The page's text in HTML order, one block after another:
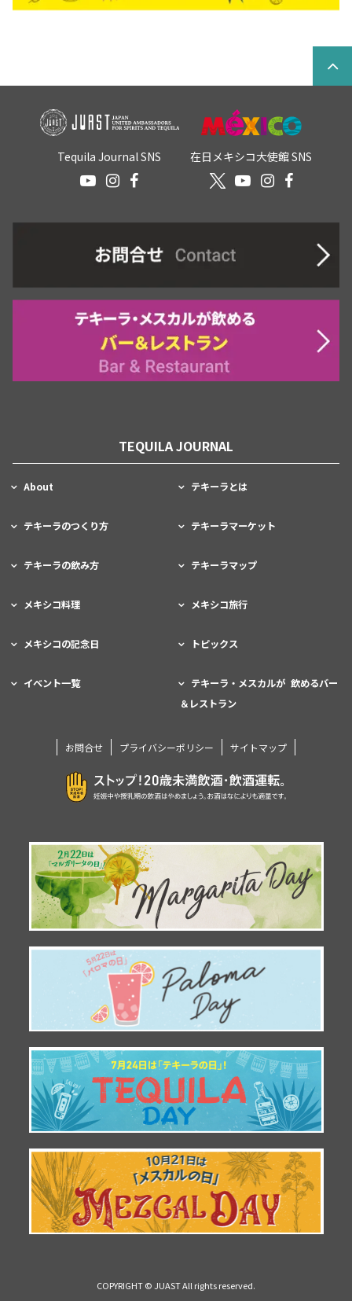
Tequila Journal SNS 在日メキシコ大使館 SNS
TEQUILA JOURNAL
About テキーラとは
テキーラのつくり方 テキーラマーケット
テキーラの飲み方 テキーラマップ
メキシコ料理 メキシコ旅行
メキシコの記念日 トピックス
イベント一覧
テキーラ・メスカルが 飲めるバー
＆レストラン
お問合せ プライバシーポリシー サイトマップ
COPYRIGHT © JUAST All rights reserved.